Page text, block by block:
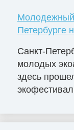
Молодежный
Петербурге
Санкт-
молодых
здесь